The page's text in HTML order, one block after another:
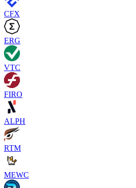
CFX
ERG
VTC
FIRO
ALPH
RTM
MEWC